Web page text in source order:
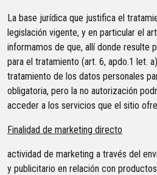
La base jurídica que justifica el
legislación vigente, y en particular el
informamos de que, allí donde resulte
para el tratamiento (art. 6, apdo.1 let.
tratamiento de los datos personales
obligatoria, pero la no autorización
acceder a los servicios que el sitio
Finalidad de marketing directo
actividad de marketing a través del
y publicitario en relación con